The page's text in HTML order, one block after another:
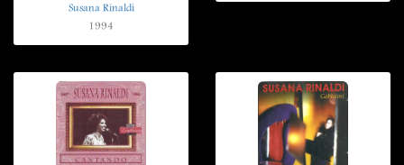
Susana Rinaldi
1994